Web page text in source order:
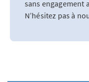
sans engagement
N’hésitez pas à